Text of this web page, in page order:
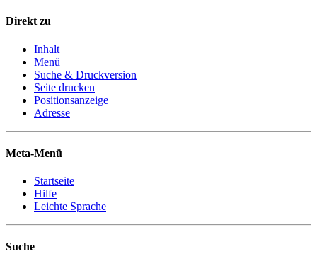
Direkt zu
Inhalt
Menü
Suche & Druckversion
Seite drucken
Positionsanzeige
Adresse
Meta-Menü
Startseite
Hilfe
Leichte Sprache
Suche